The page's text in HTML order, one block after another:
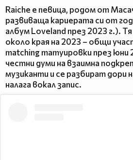
Raiche е певица, родом от
развиваща кариерата си от
албум Loveland през 2023 г.).
около края на 2023 – общи
matching татуировки през юни
честни думи на взаимна
музиканти и се разбират дори
налага вокал запис.